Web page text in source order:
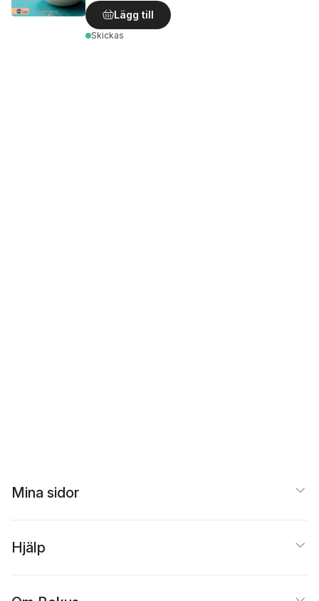
Lägg till
Skickas
Mina sidor
Hjälp